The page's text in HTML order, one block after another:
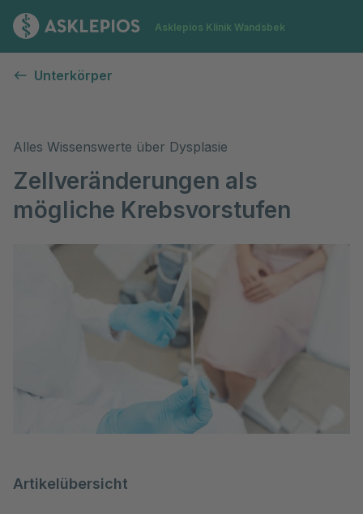
Zur Startseite
Asklepios Klinik Wandsbek
Unterkörper
Alles Wissenswerte über Dysplasie
Zellveränderungen als
mögliche Krebsvorstufen
Artikelübersicht